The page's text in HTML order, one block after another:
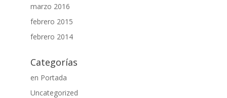
marzo 2016
febrero 2015
febrero 2014
Categorías
en Portada
Uncategorized